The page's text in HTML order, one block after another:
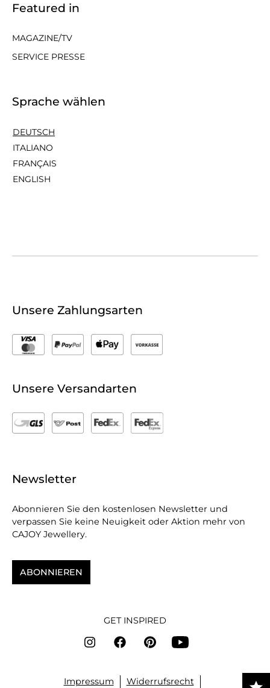
Featured in
MAGAZINE/TV
SERVICE PRESSE
Sprache wählen
DEUTSCH
ITALIANO
FRANÇAIS
ENGLISH
Unsere Zahlungsarten
Unsere Versandarten
Newsletter
Abonnieren Sie den kostenlosen Newsletter und
verpassen Sie keine Neuigkeit oder Aktion mehr von
CAJOY Jewellery.
ABONNIEREN
GET INSPIRED
Impressum Widerrufsrecht